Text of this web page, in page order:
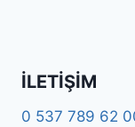
İLETIŞIM
0 537 789 62